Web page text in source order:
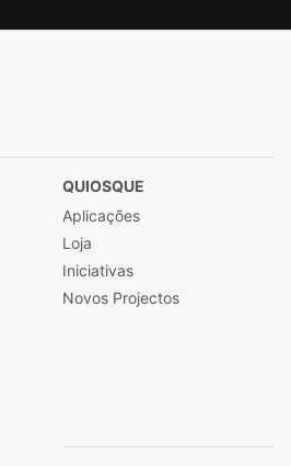
QUIOSQUE
Aplicações
Loja
Iniciativas
Novos Projectos